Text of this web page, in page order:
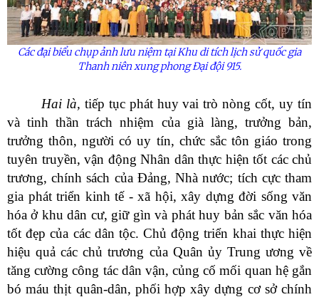
Các đại biểu chụp ảnh lưu niệm tại Khu di tích lịch sử quốc gia
Thanh niên xung phong Đại đội 915.
Hai là, tiếp tục phát huy vai trò nòng cốt, uy tín
và tinh thần trách nhiệm của già làng, trưởng bản,
trưởng thôn, người có uy tín, chức sắc tôn giáo trong
tuyên truyền, vận động Nhân dân thực hiện tốt các chủ
trương, chính sách của Đảng, Nhà nước; tích cực tham
gia phát triển kinh tế - xã hội, xây dựng đời sống văn
hóa ở khu dân cư, giữ gìn và phát huy bản sắc văn hóa
tốt đẹp của các dân tộc. Chủ động triển khai thực hiện
hiệu quả các chủ trương của Quân ủy Trung ương về
tăng cường công tác dân vận, củng cố mối quan hệ gắn
bó máu thịt quân-dân, phối hợp xây dựng cơ sở chính